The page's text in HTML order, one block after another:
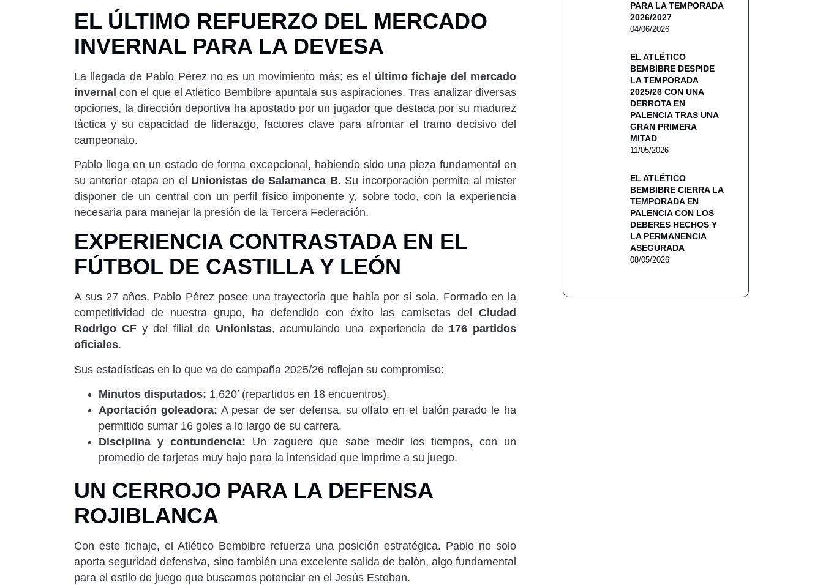
EL ÚLTIMO REFUERZO DEL MERCADO
INVERNAL PARA LA DEVESA
La llegada de Pablo Pérez no es un movimiento más; es el último fichaje del mercado
invernal con el que el Atlético Bembibre apuntala sus aspiraciones. Tras analizar diversas
opciones, la dirección deportiva ha apostado por un jugador que destaca por su madurez
táctica y su capacidad de liderazgo, factores clave para afrontar el tramo decisivo del
campeonato.
Pablo llega en un estado de forma excepcional, habiendo sido una pieza fundamental en
su anterior etapa en el Unionistas de Salamanca B. Su incorporación permite al míster
disponer de un central con un perfil físico imponente y, sobre todo, con la experiencia
necesaria para manejar la presión de la Tercera Federación.
EXPERIENCIA CONTRASTADA EN EL
FÚTBOL DE CASTILLA Y LEÓN
A sus 27 años, Pablo Pérez posee una trayectoria que habla por sí sola. Formado en la
competitividad de nuestra grupo, ha defendido con éxito las camisetas del Ciudad
Rodrigo CFy del filial de Unionistas, acumulando una experiencia de 176 partidos
oficiales.
Sus estadísticas en lo que va de campaña 2025/26 reflejan su compromiso:
Minutos disputados: 1.620′ (repartidos en 18 encuentros).
Aportación goleadora: A pesar de ser defensa, su olfato en el balón parado le ha
permitido sumar 16 goles a lo largo de su carrera.
Disciplina y contundencia: Un zaguero que sabe medir los tiempos, con un
promedio de tarjetas muy bajo para la intensidad que imprime a su juego.
UN CERROJO PARA LA DEFENSA
ROJIBLANCA
Con este fichaje, el Atlético Bembibre refuerza una posición estratégica. Pablo no solo
aporta seguridad defensiva, sino también una excelente salida de balón, algo fundamental
para el estilo de juego que buscamos potenciar en el Jesús Esteban.
PARA LA TEMPORADA
2026/2027
04/06/2026
EL ATLÉTICO
BEMBIBRE DESPIDE
LA TEMPORADA
2025/26 CON UNA
DERROTA EN
PALENCIA TRAS UNA
GRAN PRIMERA
MITAD
11/05/2026
EL ATLÉTICO
BEMBIBRE CIERRA LA
TEMPORADA EN
PALENCIA CON LOS
DEBERES HECHOS Y
LA PERMANENCIA
ASEGURADA
08/05/2026